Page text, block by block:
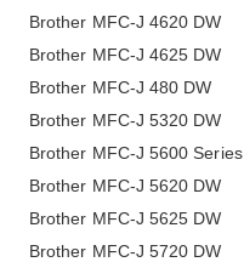
Brother MFC-J 4620 DW
Brother MFC-J 4625 DW
Brother MFC-J 480 DW
Brother MFC-J 5320 DW
Brother MFC-J 5600 Series
Brother MFC-J 5620 DW
Brother MFC-J 5625 DW
Brother MFC-J 5720 DW